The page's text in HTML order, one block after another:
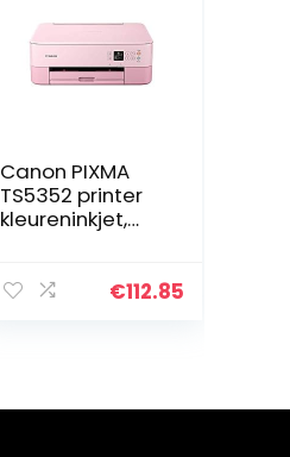
Canon PIXMA
TS5352 printer
kleureninkjet,
A4 (scanner,
€112.85